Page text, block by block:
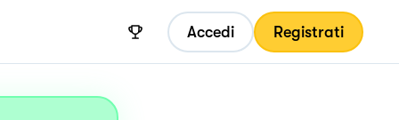
Accedi Registrati